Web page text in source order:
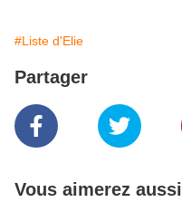
#Liste d'Elie
Partager
Vous aimerez aussi